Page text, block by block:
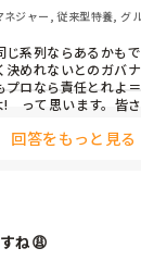
ジャー, 従来型特養, グ
じ系列ならあるかも
決めれないとのガバ
プロなら責任とれよ
　って思います。皆
回答をもっと見る
ね😩